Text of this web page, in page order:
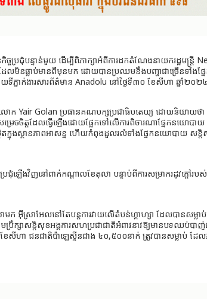
ចប្រជុំបន្ទាន់មួយ ដើម្បីពិភាក្សាអំពីការដកតំណែងនាយករដ្ឋមន្ត្
ដែលមិនធ្លាប់មានពីមុនមក ដោយបានប្រឈមនឹងបញ្ហាជាច្រើនទាំងផ្
ោយទីភ្នាក់ងារសារព័ត៌មាន Anadolu នៅថ្ងៃទី៣០ ខែសីហា ឆ្នាំ២០២
លោក Yair Golan ប្រធានគណបក្សប្រជាធិបតេយ្យ ដោយនិយាយថា ក
េចចិត្តដែលធ្វើឡើងដោយផ្អែកទៅលើការពិចារណាផ្នែកនយោបាយ
នុងស្ថានភាពអាសន្ន ហើយកំពុងដួលរលំទាំងផ្នែកនយោបាយ សន្តិសុ
ើងវិញនៅពាក់កណ្តាលខែតុលា បន្ទាប់ពីការសម្រាករដូវក្តៅរបស់ខ្
មក អ៊ីស្រាអែលនៅតែបន្តការវាយលើតំបន់ហ្គាហ្សា ដែលបានសម្ល
រឹក្សាសន្តិសុខអង្គការសហប្រជាជាតិអំពាវនាវឱ្យមានបទឈប់បា
ែសីហា ជនជាតិប៉ាឡេស្ទីនជាង ៤០,៥០០នាក់ ត្រូវបានសម្លាប់ ដែល